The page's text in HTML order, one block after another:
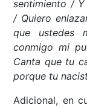
sentimiento /
/ Quiero
que ustedes
conmigo mi
Canta que tu
porque tu
Adicional, en